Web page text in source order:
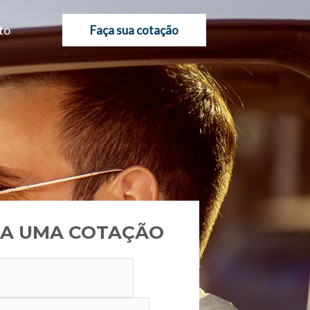
Faça sua cotação
UMA COTAÇÃO